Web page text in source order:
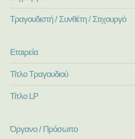
Τραγουδιστή / Συνθέτη / Στιχουργό
Εταιρεία
Τίτλο Τραγουδιού
Τίτλο LP
Όργανο / Πρόσωπο